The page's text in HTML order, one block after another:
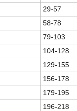
29-57
58-78
79-103
104-128
129-155
156-178
179-195
196-218